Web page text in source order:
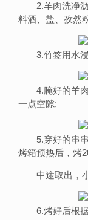
2.羊肉洗净沥
料酒、盐、孜然
3.竹签用水浸
4.腌好的羊肉
一点空隙;
5.穿好的串串
烤箱预热后，烤
中途取出，小
6.烤好后根据